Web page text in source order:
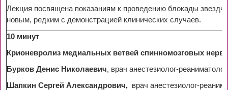
Лекция посвящена показаниям к проведению блокады
новым, редким с демонстрацией клинических случаев.
10 минут
Крионевролиз медиальных ветвей спинномозговых
Бурков Денис Николаевич, врач анестезиолог-
Шапкин Сергей Александрович, врач анестезиолог-